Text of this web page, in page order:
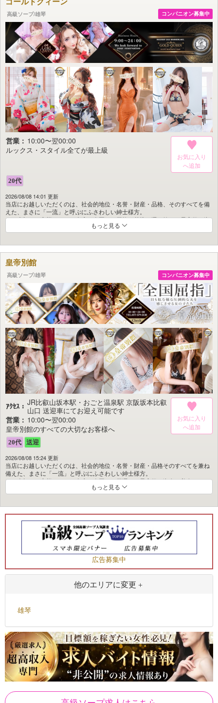
選ばれたお客さまに、真のホスピタリティと最上級のサービスを。
それが当店「AMAN CROSS」の誇りです。
高級ソープ/雄琴 コンパニオン募集中
営業： 10:00〜翌00:00
ルックス・スタイル全てが最上級
お気に入り
2026/08/08 14:01 更新
当店にお越しいただくのは、社会的地位・名誉・財産・品格、そのすべてを備
えた、まさに「一流」と呼ぶにふさわしい紳士様方。
その大切なお客様のため、当店は全国から厳格な基準で選び抜いた最高級の淑
女・美女のみを在籍させております。
心に残る出逢いで極上の幸福感をお届けいたします。
非日常の刺激と楽しさに満ちた世界をどうぞリアルにご体感ください。
ここで過ごすひとときは日常から見ればきわめて贅沢かもしれません。
しかしゴールドクイーンはお客様に安らぎと潤いの時間をお約束し、信頼こそ
が一流店の証であると考えております。
雄琴随一の大人の社交場にて、選ばれし紳士と淑女が織りなす至福の出会いを
どうぞ心ゆくまでご堪能くださいませ。
もっと見る
皇帝別館
高級ソープ/雄琴 コンパニオン募集中
ｱｸｾｽ： JR比叡山坂本駅・おごと温泉駅 京阪坂本比叡
山口 送迎車にてお迎え可能です
営業： 10:00〜翌00:00
皇帝別館のすべての大切なお客様へ
お気に入り
2026/08/08 15:24 更新
当店にお越しいただくのは、社会的地位・名誉・財産・品格そのすべてを兼ね
備えた、まさに「一流」と呼ぶにふさわしい紳士様方。
その大切なお客様のために当店は全国から厳選した最高級の淑女・美女のみを
ともに、
非日常を彩る極上のひとときをご提供いたします。
社会の喧騒を離れた贅沢な空間で日常では得られない刺激と安らぎを心ゆくま
でご堪能ください。
私たちが何より大切にするのはお客様から寄せられる「信頼」でございます。
雄琴随一の大人の社交場にて、選ばれし紳士と淑女が交わす至高の出会いをど
うぞ存分にお楽しみくださいませ。
もっと見る
広告募集中
他のエリアに変更
雄琴